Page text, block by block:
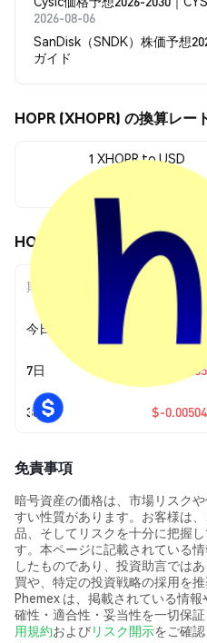
2026-08-06
SanDisk（SNDK）株価予想
ガイド
HOPR (XHOPR) の換算レー
1 XHOPR to USD
HOPR (XHOPR) の価格変動
期間 金額変動
今日 $-
7日 $-
30日 $-
免責事項
暗号資産の価格は、市場リスク
すい性質があります。お客様は
品、そしてリスクを十分に把握
す。本ページに記載されている
したものであり、投資助言では
買や、特定の投資戦略の採用を
Phemex は、掲載されている情
確性・適合性・妥当性を一切保
用規約およびリスク開示をご確認